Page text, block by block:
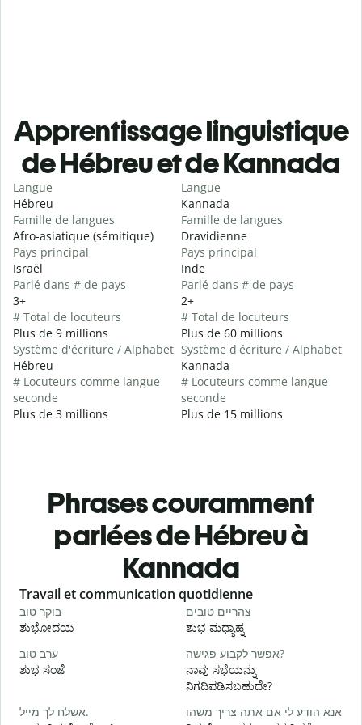
Apprentissage linguistique
de Hébreu et de Kannada
Langue
Hébreu
Famille de langues
Afro-asiatique (sémitique)
Pays principal
Israël
Parlé dans # de pays
3+
# Total de locuteurs
Plus de 9 millions
Système d'écriture / Alphabet
Hébreu
# Locuteurs comme langue
seconde
Plus de 3 millions
Langue
Kannada
Famille de langues
Dravidienne
Pays principal
Inde
Parlé dans # de pays
2+
# Total de locuteurs
Plus de 60 millions
Système d'écriture / Alphabet
Kannada
# Locuteurs comme langue
seconde
Plus de 15 millions
Phrases couramment
parlées de Hébreu à
Kannada
Slide 1 of 6
Travail et communication quotidienne
בוקר טוב
ಶುಭೋದಯ
צהריים טובים
ಶುಭ ಮಧ್ಯಾಹ್ನ
ערב טוב
ಶುಭ ಸಂಜೆ
אפשר לקבוע פגישה?
ನಾವು ಸಭೆಯನ್ನು
ನಿಗದಿಪಡಿಸಬಹುದೇ?
אשלח לך מייל.
אנא הודע לי אם אתה צריך משהו